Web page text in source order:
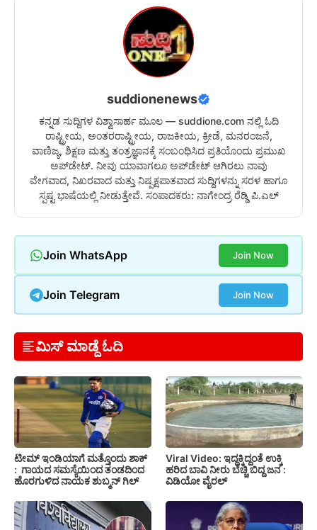
suddionenews
ಕನ್ನಡ ಸುದ್ದಿಗಳ ವಿಶ್ವಾಸಾರ್ಹ ಮೂಲ — suddione.com ನಲ್ಲಿ ಓದಿ
ರಾಷ್ಟ್ರೀಯ, ಅಂತರರಾಷ್ಟ್ರೀಯ, ರಾಜಕೀಯ, ಕ್ರೀಡೆ, ಮನರಂಜನೆ,
ವಾಣಿಜ್ಯ, ಶಿಕ್ಷಣ ಮತ್ತು ತಂತ್ರಜ್ಞಾನಕ್ಕೆ ಸಂಬಂಧಿಸಿದ ಪ್ರತಿಯೊಂದು ಪ್ರಮುಖ
ಅಪ್‌ಡೇಟ್. ನೀವು ಯಾವಾಗಲೂ ಅಪ್‌ಡೇಟ್ ಆಗಿರಲು ನಾವು
ವೇಗವಾದ, ನಿಖರವಾದ ಮತ್ತು ನಿಷ್ಪಕ್ಷಪಾತವಾದ ಸುದ್ದಿಗಳನ್ನು ಸರಳ ಹಾಗೂ
ಸ್ಪಷ್ಟ ಭಾಷೆಯಲ್ಲಿ ನೀಡುತ್ತೇವೆ. ಸಂಪಾದಕರು: ನಾಗೇಂದ್ರ ರೆಡ್ಡಿ ಪಿ.ಎಲ್
Join WhatsApp Join Now
Join Telegram Join Now
ಮಿಸ್ ಮಾಡ್ದೆ ಓದಿ
ಟೀಮ್ ಇಂಡಿಯಾಗೆ ಮತ್ತೊಂದು ಶಾಕ್
: ಗಾಯದ ಸಮಸ್ಯೆಯಿಂದ ತಂಡದಿಂದ
ಹೊರಗುಳಿದ ನಾಯಕ ಶುಬ್ಮನ್ ಗಿಲ್
Viral Video: ಇದ್ದಕ್ಕಿದ್ದಂತೆ ಉಕ್ಕಿ
ಹರಿದ ಬಾವಿ ನೀರು ಬೆಚ್ಚಿ ಬಿದ್ದ ಜನ :
ವಿಡಿಯೋ ವೈರಲ್